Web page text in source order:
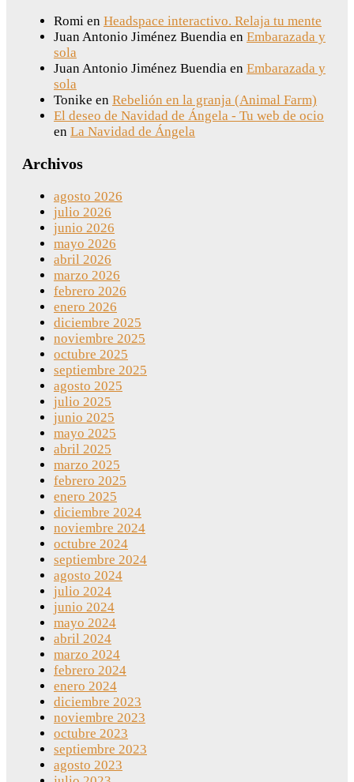
Romi en Headspace interactivo. Relaja tu mente
Juan Antonio Jiménez Buendia en Embarazada y
sola
Juan Antonio Jiménez Buendia en Embarazada y
sola
Tonike en Rebelión en la granja (Animal Farm)
El deseo de Navidad de Ángela - Tu web de ocio
en La Navidad de Ángela
Archivos
agosto 2026
julio 2026
junio 2026
mayo 2026
abril 2026
marzo 2026
febrero 2026
enero 2026
diciembre 2025
noviembre 2025
octubre 2025
septiembre 2025
agosto 2025
julio 2025
junio 2025
mayo 2025
abril 2025
marzo 2025
febrero 2025
enero 2025
diciembre 2024
noviembre 2024
octubre 2024
septiembre 2024
agosto 2024
julio 2024
junio 2024
mayo 2024
abril 2024
marzo 2024
febrero 2024
enero 2024
diciembre 2023
noviembre 2023
octubre 2023
septiembre 2023
agosto 2023